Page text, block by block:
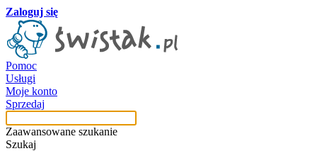
Zaloguj się
Pomoc
Usługi
Moje konto
Sprzedaj
Zaawansowane szukanie
Szukaj